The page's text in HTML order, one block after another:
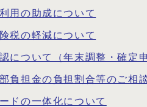
用の助成について
税の軽減について
について（年末調整・確定申
負担金の負担割合等のご相
ドの一体化について